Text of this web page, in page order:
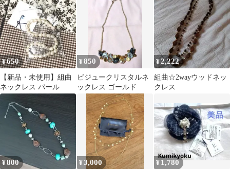
¥650
【新品・未使用】組曲
ネックレス パール
¥850
ビジュークリスタルネ
ックレス ゴールド
¥2,222
組曲☆2wayウッドネッ
クレス
¥800 ¥3,000 ¥1,780